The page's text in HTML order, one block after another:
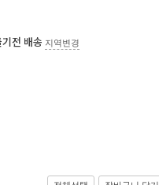
전 배송 지역변경